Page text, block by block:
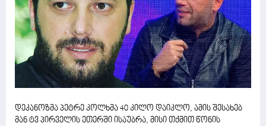
დეკანოზმა პეტრე კოლხმა 40 კილო დაიკლო, ამის შესახებ
მან ტვ პირველის ეთერში ისაუბრა, მისი თქმით წონის